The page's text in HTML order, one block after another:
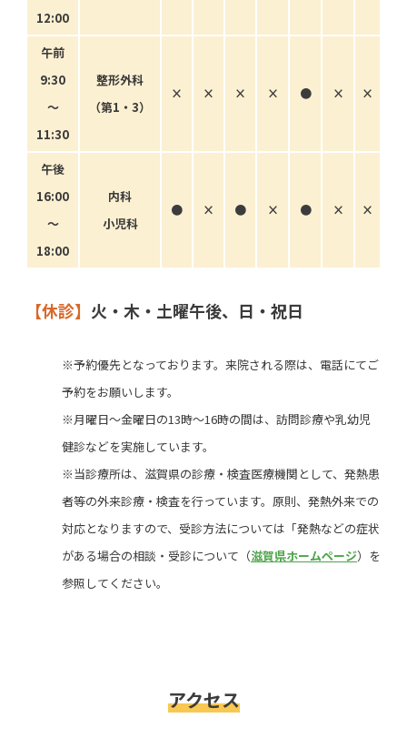
12:00
午前
9:30
〜
11:30
整形外科
（第1・3）
× × × × ● × ×
午後
16:00
〜
18:00
内科
小児科
● × ● × ● × ×
【休診】 火・木・土曜午後、日・祝日
※予約優先となっております。来院される際は、電話にてご
予約をお願いします。
※月曜日～金曜日の13時～16時の間は、訪問診療や乳幼児
健診などを実施しています。
※当診療所は、滋賀県の診療・検査医療機関として、発熱患
者等の外来診療・検査を行っています。原則、発熱外来での
対応となりますので、受診方法については「発熱などの症状
がある場合の相談・受診について（滋賀県ホームページ）を
参照してください。
アクセス